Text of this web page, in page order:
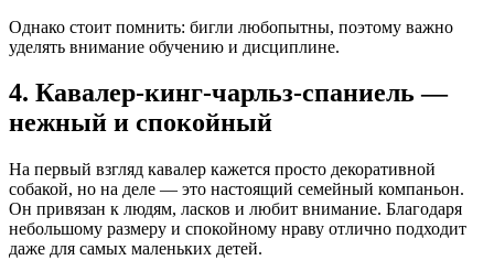
Однако стоит помнить: бигли любопытны, поэтому важно
уделять внимание обучению и дисциплине.
4. Кавалер-кинг-чарльз-спаниель —
нежный и спокойный
На первый взгляд кавалер кажется просто декоративной
собакой, но на деле — это настоящий семейный компаньон.
Он привязан к людям, ласков и любит внимание. Благодаря
небольшому размеру и спокойному нраву отлично подходит
даже для самых маленьких детей.